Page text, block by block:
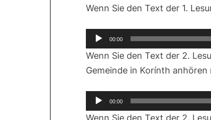
Wenn Sie den Text der 1.
Audio-
Player
00:00
Wenn Sie den Text der 2.
Gemeinde in Korínth anhören
Audio-
Player
00:00